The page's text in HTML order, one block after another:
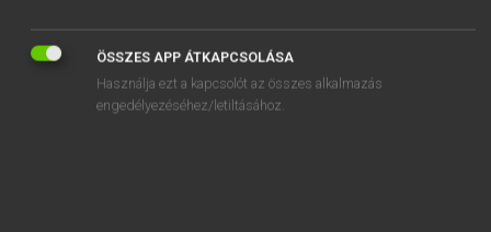
ONLINE NYELVVIZSGA
ÖSSZES APP ÁTKAPCSOLÁSA
Használja ezt a kapcsolót az összes alkalmazás
engedélyezéséhez/letiltásához.